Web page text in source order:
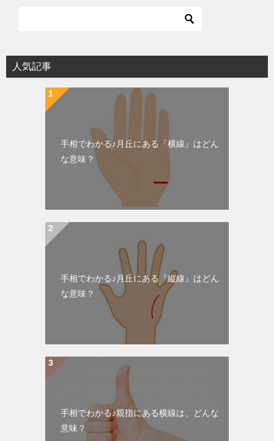
人気記事
手相でわかる♪月丘にある『横線』はどん
な意味？
手相でわかる♪月丘にある『縦線』はどん
な意味？
手相でわかる♪親指にある横線は、どんな
意味？